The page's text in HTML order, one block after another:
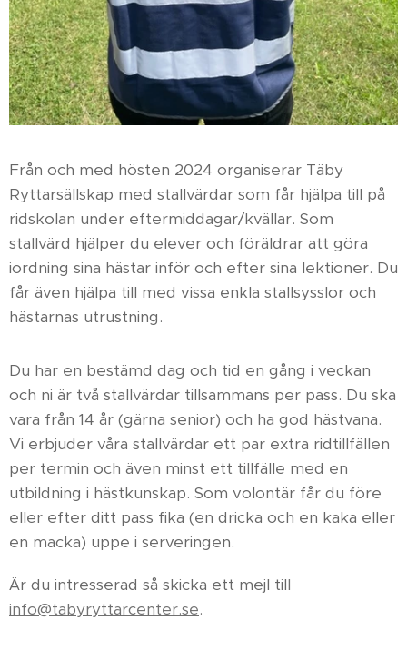
Från och med hösten 2024 organiserar Täby
Ryttarsällskap med stallvärdar som får hjälpa till på
ridskolan under eftermiddagar/kvällar. Som
stallvärd hjälper du elever och föräldrar att göra
iordning sina hästar inför och efter sina lektioner. Du
får även hjälpa till med vissa enkla stallsysslor och
hästarnas utrustning.
Du har en bestämd dag och tid en gång i veckan
och ni är två stallvärdar tillsammans per pass. Du ska
vara från 14 år (gärna senior) och ha god hästvana.
Vi erbjuder våra stallvärdar ett par extra ridtillfällen
per termin och även minst ett tillfälle med en
utbildning i hästkunskap. Som volontär får du före
eller efter ditt pass fika (en dricka och en kaka eller
en macka) uppe i serveringen.
Är du intresserad så skicka ett mejl till
info@tabyryttarcenter.se.